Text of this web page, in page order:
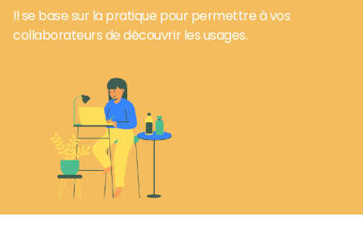
Il se base sur la pratique pour permettre à vos
collaborateurs de découvrir les usages.